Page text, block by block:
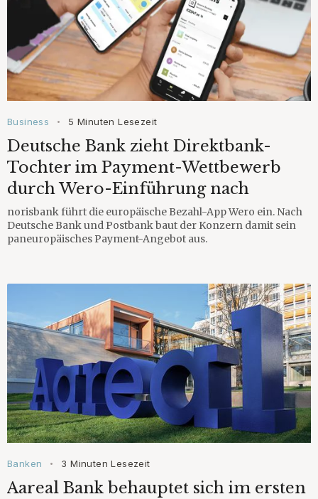
Business • 5 Minuten Lesezeit
Deutsche Bank zieht Direktbank-
Tochter im Payment-Wettbewerb
durch Wero-Einführung nach
norisbank führt die europäische Bezahl-App Wero ein. Nach
Deutsche Bank und Postbank baut der Konzern damit sein
paneuropäisches Payment-Angebot aus.
Banken • 3 Minuten Lesezeit
Aareal Bank behauptet sich im ersten